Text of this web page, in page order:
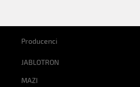
Producenci
JABLOTRON
MAZI